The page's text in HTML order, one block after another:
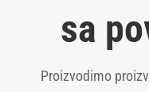
sa
Proizvodimo